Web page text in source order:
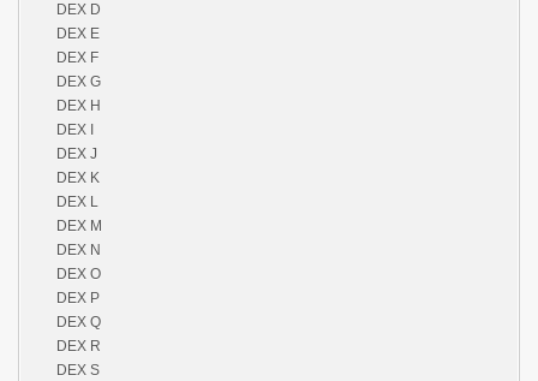
DEX D
DEX E
DEX F
DEX G
DEX H
DEX I
DEX J
DEX K
DEX L
DEX M
DEX N
DEX O
DEX P
DEX Q
DEX R
DEX S